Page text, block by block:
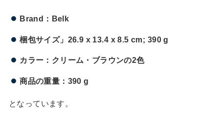
Brand：Belk
梱包サイズ」26.9 x 13.4 x 8.5 cm; 390 g
カラー：クリーム・ブラウンの2色
商品の重量：390 g
となっています。